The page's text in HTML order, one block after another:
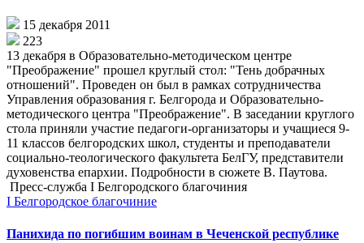
15 декабря 2011
223
13 декабря в Образовательно-методическом центре
"Преображение" прошел круглый стол: "Тень добрачных
отношений". Проведен он был в рамках сотрудничества
Управления образования г. Белгорода и Образовательно-
методического центра "Преображение". В заседании круглого
стола приняли участие педагоги-организаторы и учащиеся 9-
11 классов белгородских школ, студенты и преподаватели
социально-теологического факультета БелГУ, представители
духовенства епархии. Подробности в сюжете В. Паутова.
Пресс-служба I Белгородского благочиния
I Белгородское благочиние
Панихида по погибшим воинам в Чеченской республике